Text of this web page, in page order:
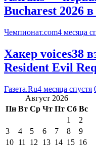
Bucharest 2026
Чемпионат.com4 месяца
Хакер voices38
Resident Evil
Газета.Ru4 месяца спустя
Август 2026
Пн Вт Ср Чт Пт Сб Вс
1
2
3
4 5 6 7 8
9
10 11 12 13 14 15 16